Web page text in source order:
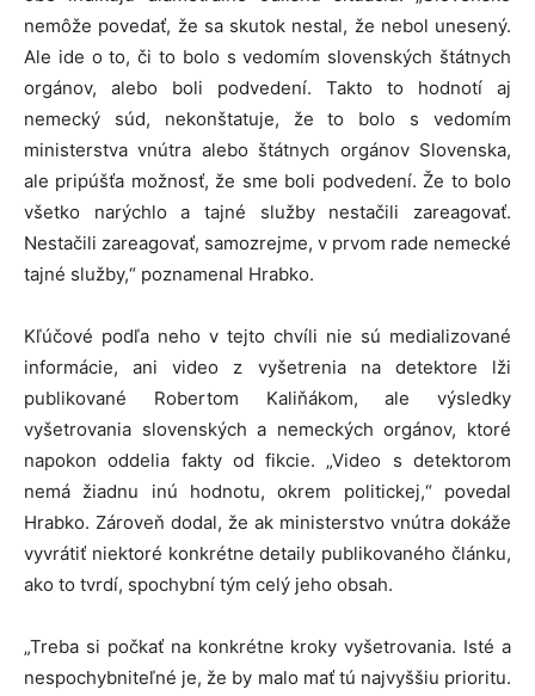
nemôže povedať, že sa skutok nestal, že nebol unesený.
Ale ide o to, či to bolo s vedomím slovenských štátnych
orgánov, alebo boli podvedení. Takto to hodnotí aj
nemecký súd, nekonštatuje, že to bolo s vedomím
ministerstva vnútra alebo štátnych orgánov Slovenska,
ale pripúšťa možnosť, že sme boli podvedení. Že to bolo
všetko narýchlo a tajné služby nestačili zareagovať.
Nestačili zareagovať, samozrejme, v prvom rade nemecké
tajné služby,“ poznamenal Hrabko.
Kľúčové podľa neho v tejto chvíli nie sú medializované
informácie, ani video z vyšetrenia na detektore lži
publikované Robertom Kaliňákom, ale výsledky
vyšetrovania slovenských a nemeckých orgánov, ktoré
napokon oddelia fakty od fikcie. „Video s detektorom
nemá žiadnu inú hodnotu, okrem politickej,“ povedal
Hrabko. Zároveň dodal, že ak ministerstvo vnútra dokáže
vyvrátiť niektoré konkrétne detaily publikovaného článku,
ako to tvrdí, spochybní tým celý jeho obsah.
„Treba si počkať na konkrétne kroky vyšetrovania. Isté a
nespochybniteľné je, že by malo mať tú najvyššiu prioritu.